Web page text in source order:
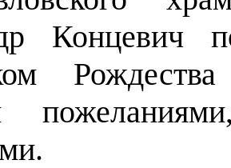
Концевич